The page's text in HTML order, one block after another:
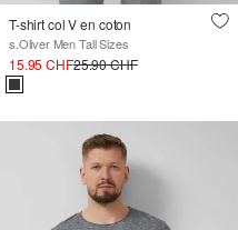
T-shirt col V en coton
s.Oliver Men Tall Sizes
15.95 CHF25.90 CHF